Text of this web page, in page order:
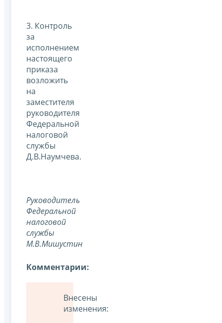
3. Контроль
за
исполнением
настоящего
приказа
возложить
на
заместителя
руководителя
Федеральной
налоговой
службы
Д.В.Наумчева.
Руководитель
Федеральной
налоговой
службы
М.В.Мишустин
Комментарии:
Внесены
изменения: